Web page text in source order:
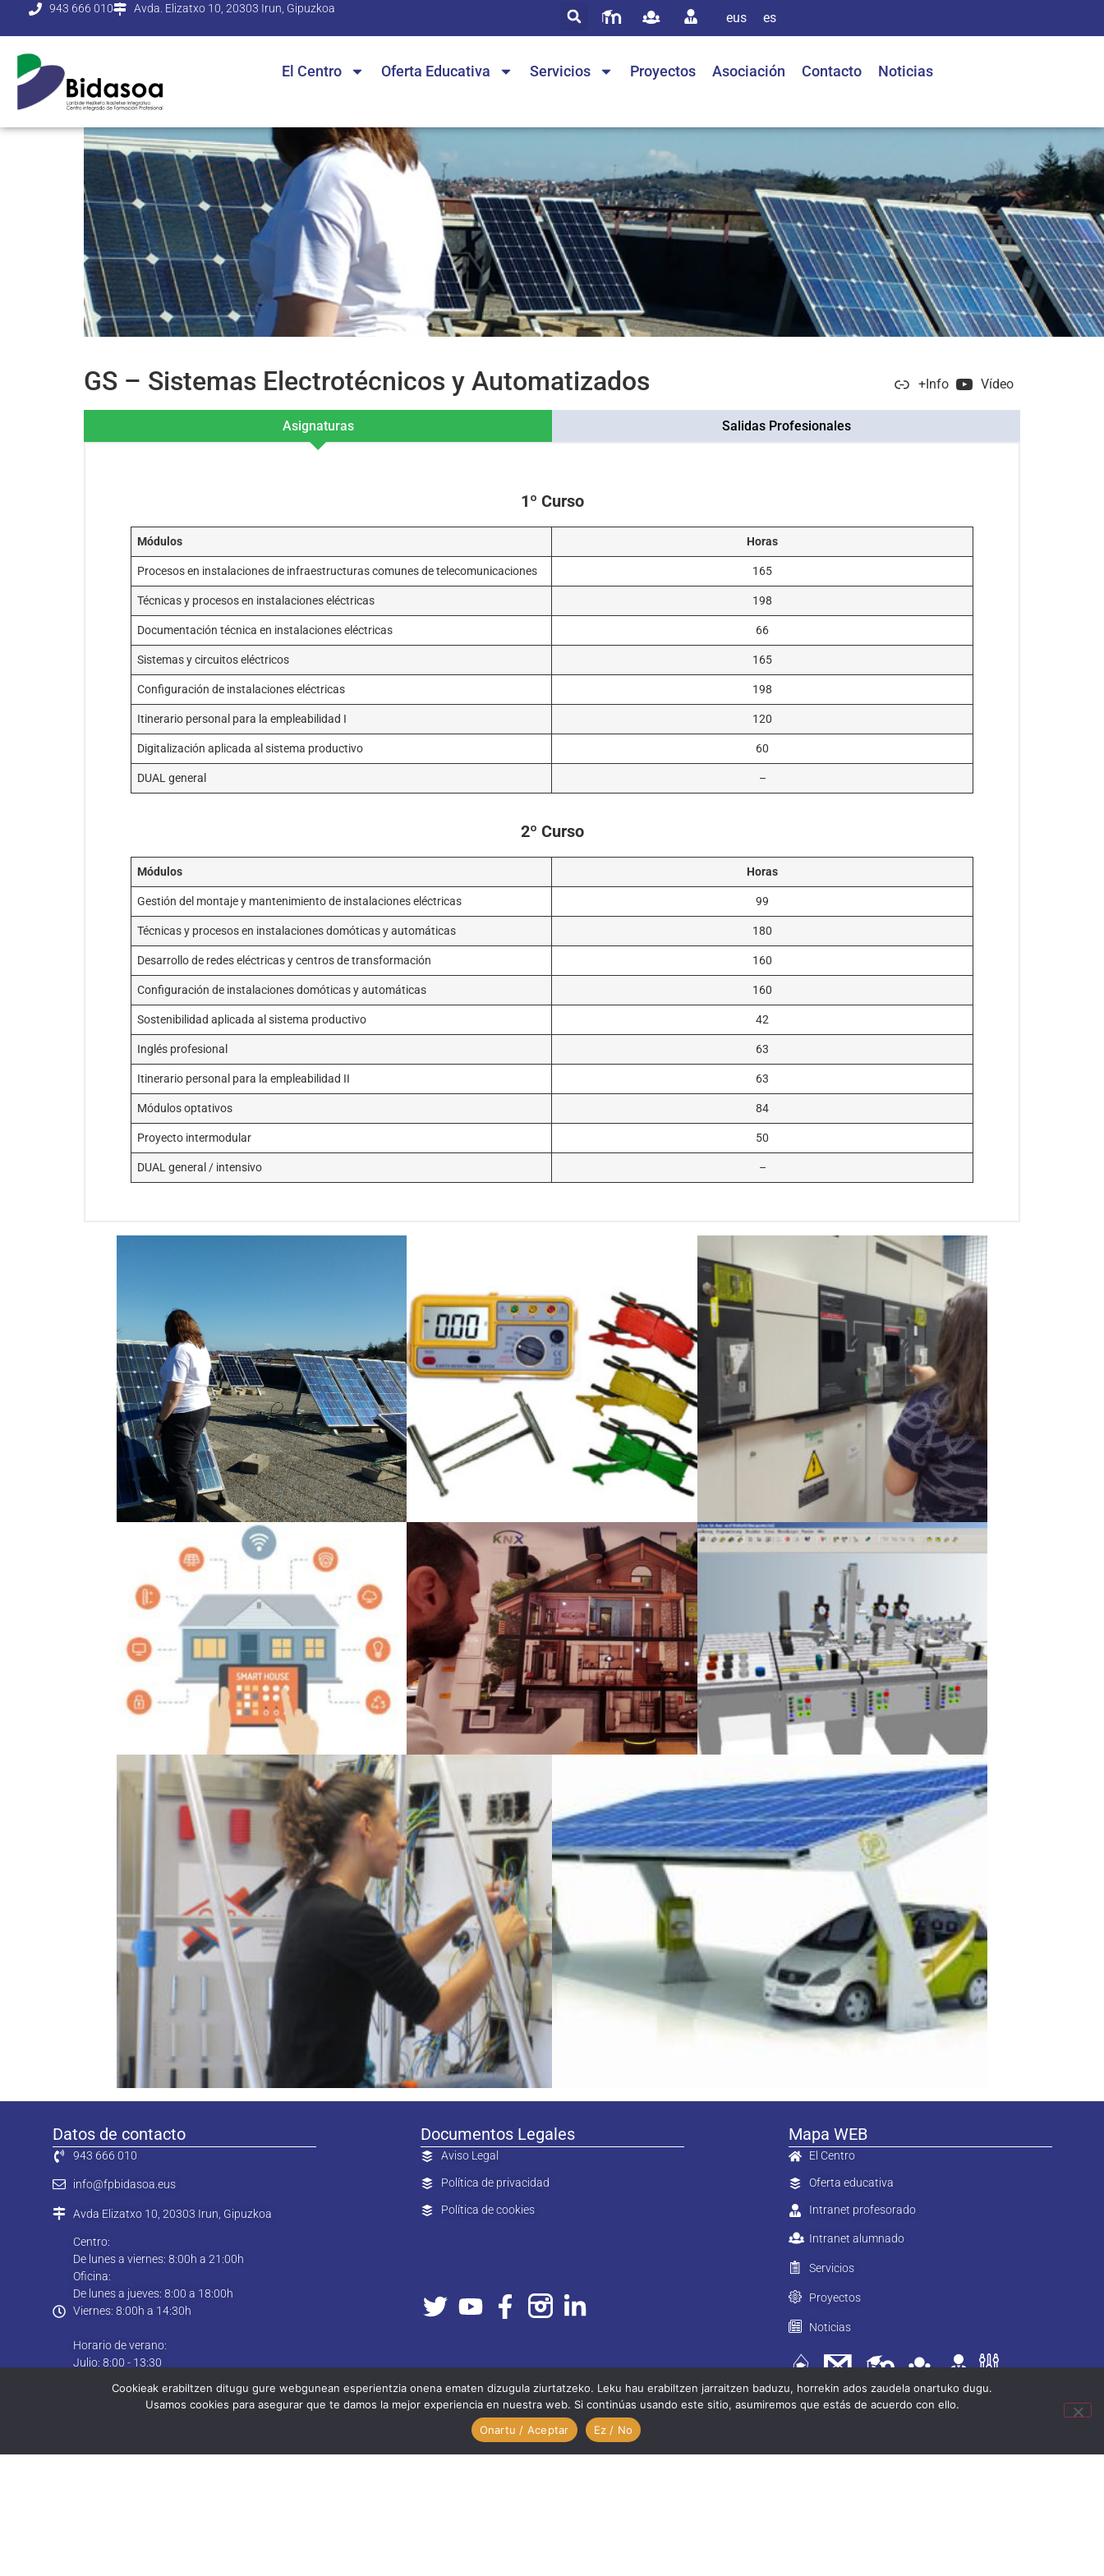
943 666 010 Avda. Elizatxo 10, 20303 Irun, Gipuzkoa
eus es
El Centro Oferta Educativa Servicios Proyectos Asociación Contacto Noticias
GS – Sistemas Electrotécnicos y Automatizados +Info Vídeo
Asignaturas Salidas Profesionales
1º Curso
Módulos Horas
Procesos en instalaciones de infraestructuras comunes de telecomunicaciones 165
Técnicas y procesos en instalaciones eléctricas 198
Documentación técnica en instalaciones eléctricas 66
Sistemas y circuitos eléctricos 165
Configuración de instalaciones eléctricas 198
Itinerario personal para la empleabilidad I 120
Digitalización aplicada al sistema productivo 60
DUAL general –
2º Curso
Módulos Horas
Gestión del montaje y mantenimiento de instalaciones eléctricas 99
Técnicas y procesos en instalaciones domóticas y automáticas 180
Desarrollo de redes eléctricas y centros de transformación 160
Configuración de instalaciones domóticas y automáticas 160
Sostenibilidad aplicada al sistema productivo 42
Inglés profesional 63
Itinerario personal para la empleabilidad II 63
Módulos optativos 84
Proyecto intermodular 50
DUAL general / intensivo –
Datos de contacto
943 666 010
info@fpbidasoa.eus
Avda Elizatxo 10, 20303 Irun, Gipuzkoa
Centro:
De lunes a viernes: 8:00h a 21:00h
Oficina:
De lunes a jueves: 8:00 a 18:00h
Viernes: 8:00h a 14:30h
Horario de verano:
Julio: 8:00 - 13:30
Documentos Legales
Aviso Legal
Política de privacidad
Política de cookies
Mapa WEB
El Centro
Oferta educativa
Intranet profesorado
Intranet alumnado
Servicios
Proyectos
Noticias
Cookieak erabiltzen ditugu gure webgunean esperientzia onena ematen dizugula ziurtatzeko. Leku hau erabiltzen jarraitzen baduzu, horrekin ados zaudela onartuko dugu.
Usamos cookies para asegurar que te damos la mejor experiencia en nuestra web. Si continúas usando este sitio, asumiremos que estás de acuerdo con ello.
Onartu / Aceptar
Ez / No